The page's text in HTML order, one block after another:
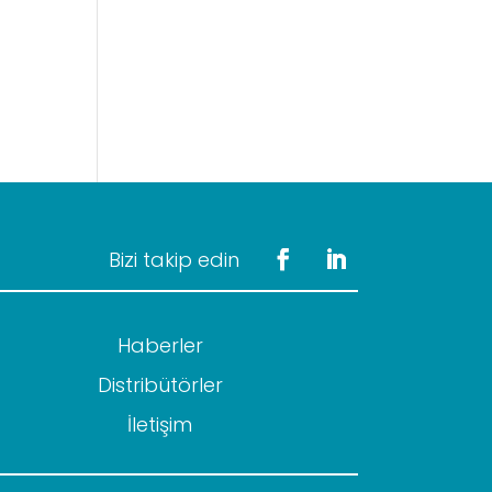
Bizi takip edin
Haberler
Distribütörler
İletişim